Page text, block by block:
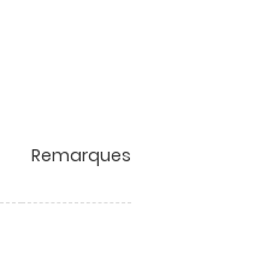
Remarques